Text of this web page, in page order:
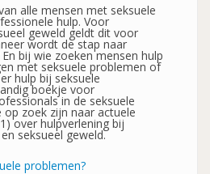
alle mensen met seksuele
hulp. Voor
geweld geldt dit voor
wordt de stap naar
bij wie zoeken mensen hulp
met seksuele problemen of
hulp bij seksuele
boekje voor
in de seksuele
op zoek zijn naar actuele
over hulpverlening bij
seksueel geweld.
problemen?